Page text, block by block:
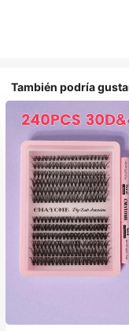
También podría